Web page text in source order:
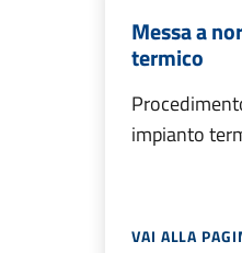
Messa a
termico
impianto
VAI ALLA